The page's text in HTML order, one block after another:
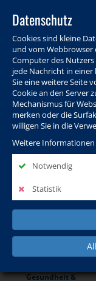
Datenschutz
Cookies sind kleine
und vom Webbrowser
Computer des
jede Nachricht in
Sie eine weitere Seite
Cookie an den Server
Mechanismus für
merken oder die
willigen Sie in die
Weitere
Notwendig
Statistik
Programm Info &
Politik, Wissenschaft &
Internationales
Gesundheit &